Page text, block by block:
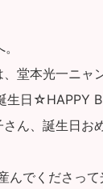
堂本光一ニャ
生日☆HAPPY
ん、誕生日お
んでくださっ